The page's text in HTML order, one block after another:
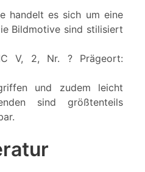
handelt es sich um eine
Bildmotive sind stilisiert
V, 2, Nr. ? Prägeort:
und zudem leicht
sind größtenteils